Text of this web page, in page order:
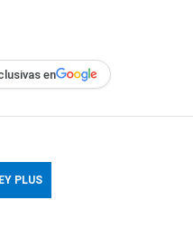
en
PLUS